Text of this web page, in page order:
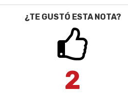
¿TE GUSTÓ ESTA NOTA?
2